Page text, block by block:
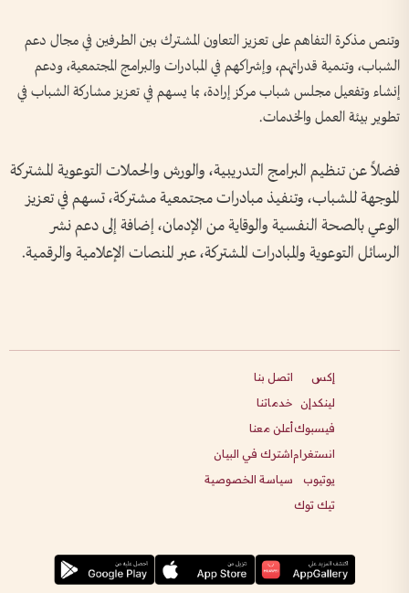
وتنص مذكرة التفاهم على تعزيز التعاون المشترك بين الطرفين في مجال دعم
الشباب، وتنمية قدراتهم، وإشراكهم في المبادرات والبرامج المجتمعية، ودعم
إنشاء وتفعيل مجلس شباب مركز إرادة، بما يسهم في تعزيز مشاركة الشباب في
تطوير بيئة العمل والخدمات.
فضلاً عن تنظيم البرامج التدريبية، والورش والحملات التوعوية المشتركة
الموجهة للشباب، وتنفيذ مبادرات مجتمعية مشتركة، تسهم في تعزيز
الوعي بالصحة النفسية والوقاية من الإدمان، إضافة إلى دعم نشر
الرسائل التوعوية والمبادرات المشتركة، عبر المنصات الإعلامية والرقمية.
إكس
لينكدإن
فيسبوك
انستغرام
يوتيوب
تيك توك
اتصل بنا
خدماتنا
أعلن معنا
اشترك في البيان
سياسة الخصوصية